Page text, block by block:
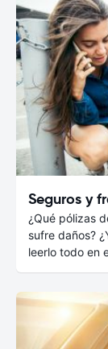
Seguros y
¿Qué pólizas
sufre daños?
leerlo todo en